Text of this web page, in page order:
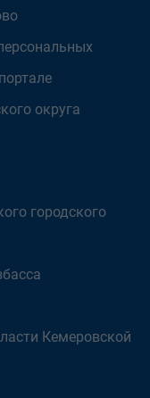
округа
городского
Кемеровской